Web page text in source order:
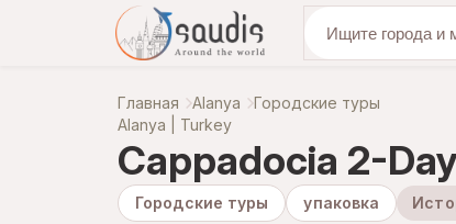
откройте
Главная Alanya Городские туры
Alanya | Turkey
Cappadocia 2-
Городские туры упаковка